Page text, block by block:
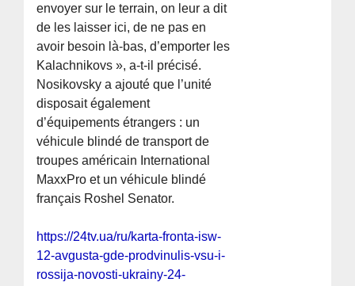
envoyer sur le terrain, on leur a dit
de les laisser ici, de ne pas en
avoir besoin là-bas, d’emporter les
Kalachnikovs », a-t-il précisé.
Nosikovsky a ajouté que l’unité
disposait également
d’équipements étrangers : un
véhicule blindé de transport de
troupes américain International
MaxxPro et un véhicule blindé
français Roshel Senator.
https://24tv.ua/ru/karta-fronta-isw-
12-avgusta-gde-prodvinulis-vsu-i-
rossija-novosti-ukrainy-24-